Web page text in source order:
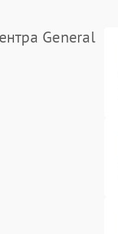
General